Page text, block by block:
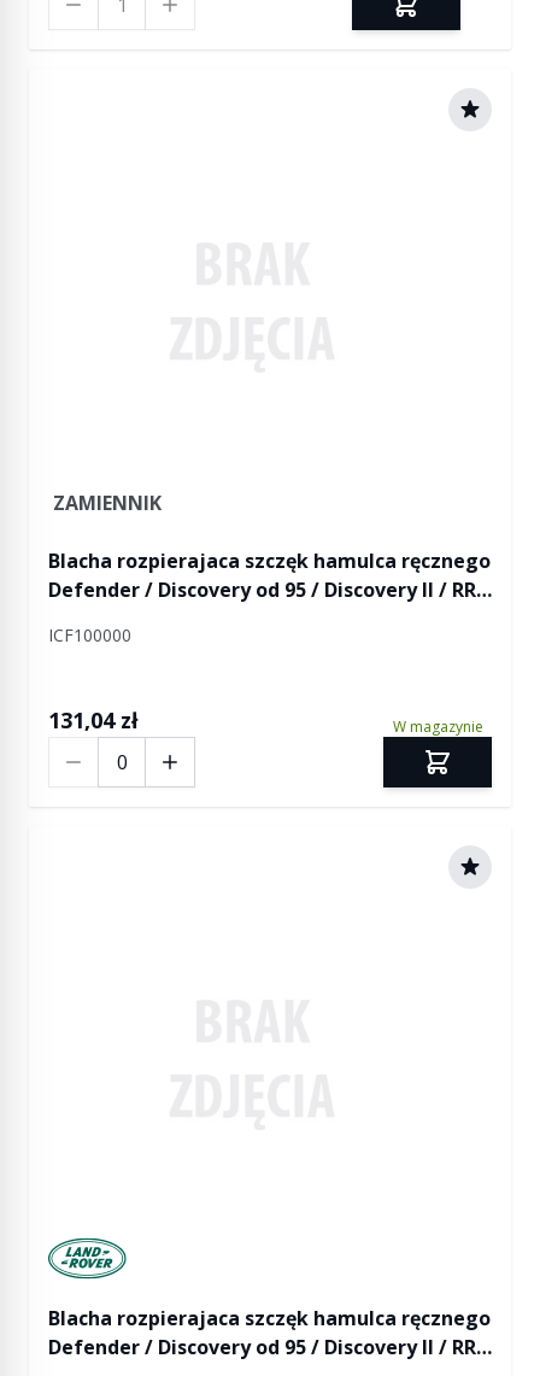
ZAMIENNIK
Blacha rozpierajaca szczęk hamulca ręcznego
Defender / Discovery od 95 / Discovery II / RR
ICF100000
131,04 zł W magazynie
Manufactured by Land rover
Blacha rozpierajaca szczęk hamulca ręcznego
Defender / Discovery od 95 / Discovery II / RR